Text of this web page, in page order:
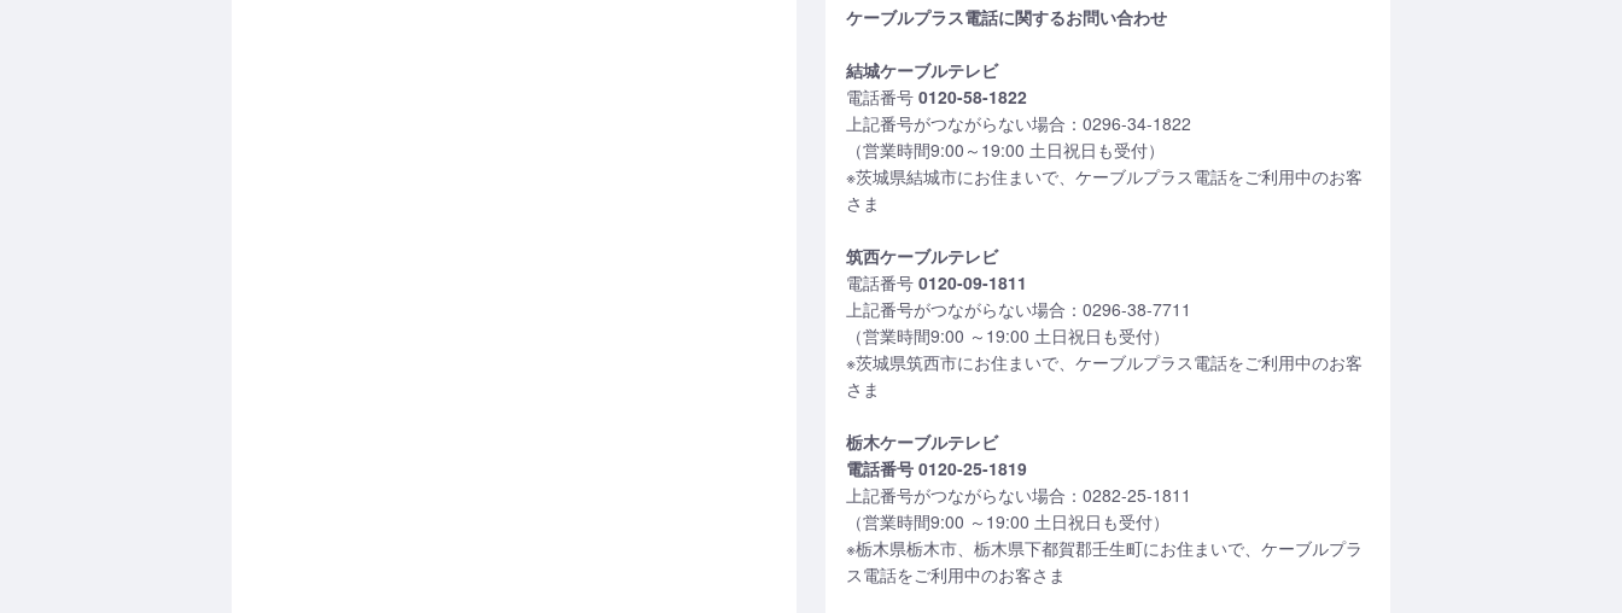
ケーブルプラス電話に関するお問い合わせ
結城ケーブルテレビ
電話番号 0120-58-1822
上記番号がつながらない場合：0296-34-1822
（営業時間9:00～19:00 土日祝日も受付）
※茨城県結城市にお住まいで、ケーブルプラス電話をご利用中のお客
さま
筑西ケーブルテレビ
電話番号 0120-09-1811
上記番号がつながらない場合：0296-38-7711
（営業時間9:00 ～19:00 土日祝日も受付）
※茨城県筑西市にお住まいで、ケーブルプラス電話をご利用中のお客
さま
栃木ケーブルテレビ
電話番号 0120-25-1819
上記番号がつながらない場合：0282-25-1811
（営業時間9:00 ～19:00 土日祝日も受付）
※栃木県栃木市、栃木県下都賀郡壬生町にお住まいで、ケーブルプラ
ス電話をご利用中のお客さま